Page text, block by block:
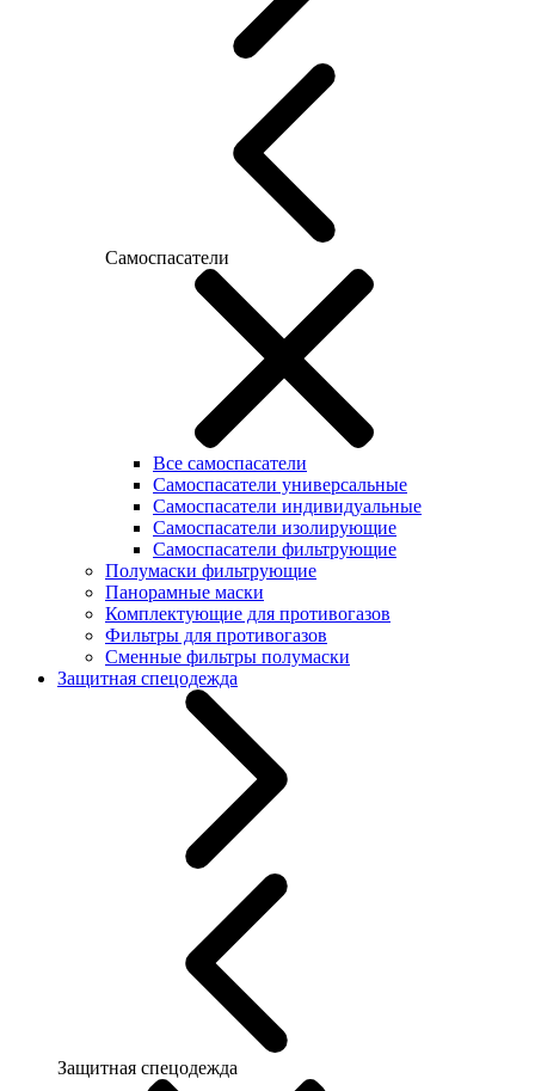
Самоспасатели
Все самоспасатели
Самоспасатели универсальные
Самоспасатели индивидуальные
Самоспасатели изолирующие
Самоспасатели фильтрующие
Полумаски фильтрующие
Панорамные маски
Комплектующие для противогазов
Фильтры для противогазов
Сменные фильтры полумаски
Защитная спецодежда
Защитная спецодежда